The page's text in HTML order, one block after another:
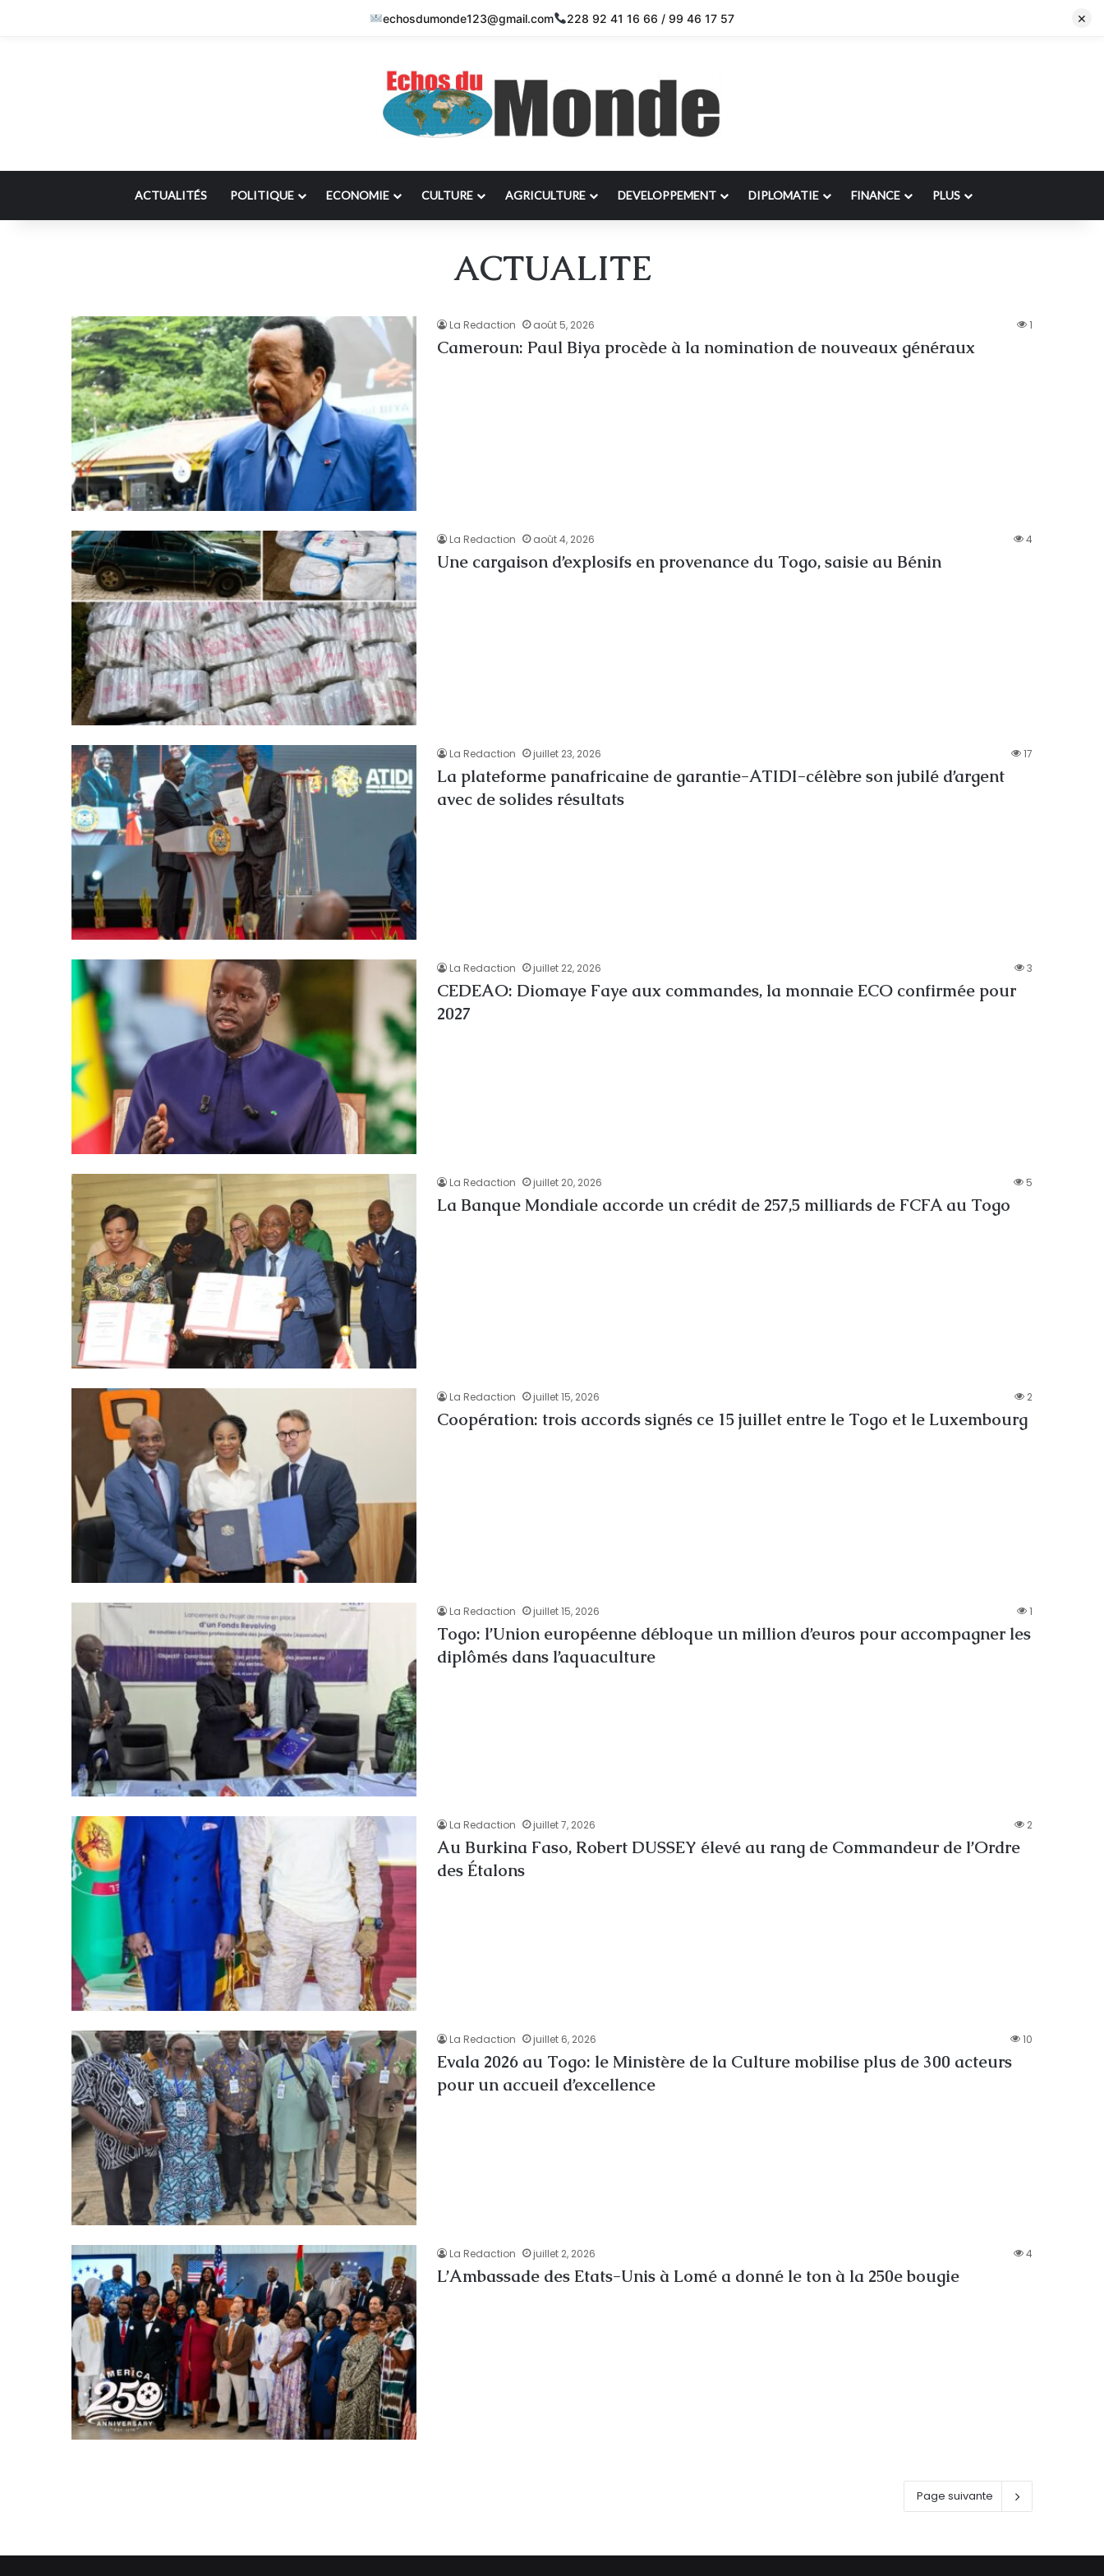
ACTUALITÉS POLITIQUE ECONOMIE CULTURE AGRICULTURE DEVELOPPEMENT DIPLOMATIE FINANCE PLUS
ACTUALITE
La Redaction août 5, 2026 1
Cameroun: Paul Biya procède à la nomination de nouveaux généraux
La Redaction août 4, 2026 4
Une cargaison d’explosifs en provenance du Togo, saisie au Bénin
La Redaction juillet 23, 2026 17
La plateforme panafricaine de garantie-ATIDI-célèbre son jubilé d’argent
avec de solides résultats
La Redaction juillet 22, 2026 3
CEDEAO: Diomaye Faye aux commandes, la monnaie ECO confirmée pour
2027
La Redaction juillet 20, 2026 5
La Banque Mondiale accorde un crédit de 257,5 milliards de FCFA au Togo
La Redaction juillet 15, 2026 2
Coopération: trois accords signés ce 15 juillet entre le Togo et le Luxembourg
La Redaction juillet 15, 2026 1
Togo: l’Union européenne débloque un million d’euros pour accompagner les
diplômés dans l’aquaculture
La Redaction juillet 7, 2026 2
Au Burkina Faso, Robert DUSSEY élevé au rang de Commandeur de l’Ordre
des Étalons
La Redaction juillet 6, 2026 10
Evala 2026 au Togo: le Ministère de la Culture mobilise plus de 300 acteurs
pour un accueil d’excellence
La Redaction juillet 2, 2026 4
L’Ambassade des Etats-Unis à Lomé a donné le ton à la 250e bougie
Page suivante
echosdumonde123@gmail.com 228 92 41 16 66 / 99 46 17 57 ×